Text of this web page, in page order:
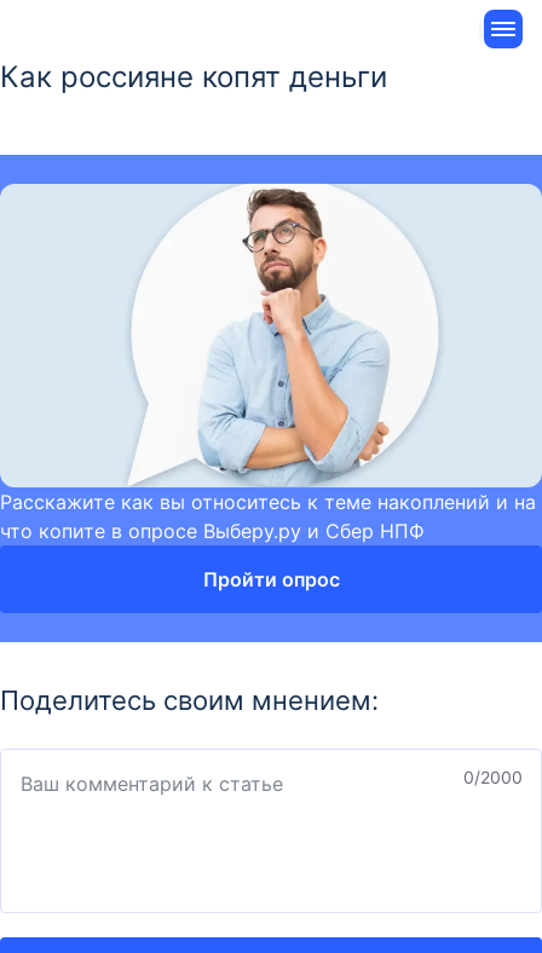
Как россияне копят деньги
Расскажите как вы относитесь к теме накоплений и на
что копите в опросе Выберу.ру и Сбер НПФ
Пройти опрос
Поделитесь своим мнением:
0/2000